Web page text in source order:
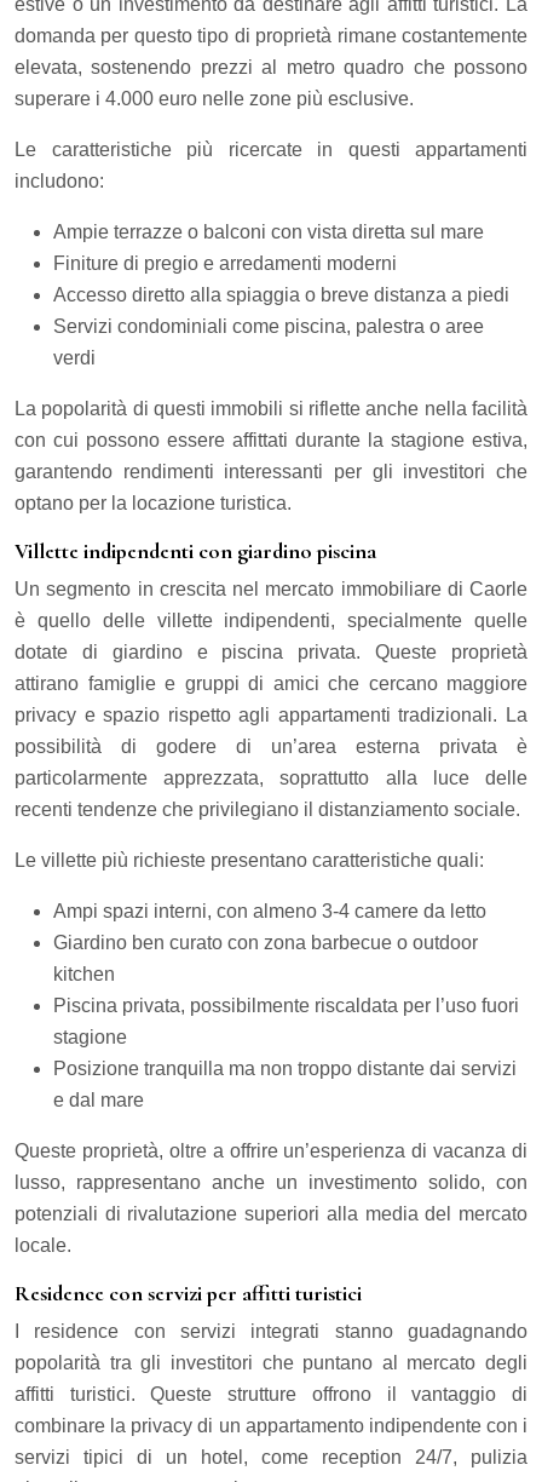
domanda per questo tipo di proprietà rimane costantemente
elevata, sostenendo prezzi al metro quadro che possono
superare i 4.000 euro nelle zone più esclusive.
Le caratteristiche più ricercate in questi appartamenti
includono:
Ampie terrazze o balconi con vista diretta sul mare
Finiture di pregio e arredamenti moderni
Accesso diretto alla spiaggia o breve distanza a piedi
Servizi condominiali come piscina, palestra o aree
verdi
La popolarità di questi immobili si riflette anche nella facilità
con cui possono essere affittati durante la stagione estiva,
garantendo rendimenti interessanti per gli investitori che
optano per la locazione turistica.
Villette indipendenti con giardino piscina
Un segmento in crescita nel mercato immobiliare di Caorle
è quello delle villette indipendenti, specialmente quelle
dotate di giardino e piscina privata. Queste proprietà
attirano famiglie e gruppi di amici che cercano maggiore
privacy e spazio rispetto agli appartamenti tradizionali. La
possibilità di godere di un’area esterna privata è
particolarmente apprezzata, soprattutto alla luce delle
recenti tendenze che privilegiano il distanziamento sociale.
Le villette più richieste presentano caratteristiche quali:
Ampi spazi interni, con almeno 3-4 camere da letto
Giardino ben curato con zona barbecue o outdoor
kitchen
Piscina privata, possibilmente riscaldata per l’uso fuori
stagione
Posizione tranquilla ma non troppo distante dai servizi
e dal mare
Queste proprietà, oltre a offrire un’esperienza di vacanza di
lusso, rappresentano anche un investimento solido, con
potenziali di rivalutazione superiori alla media del mercato
locale.
Residence con servizi per affitti turistici
I residence con servizi integrati stanno guadagnando
popolarità tra gli investitori che puntano al mercato degli
affitti turistici. Queste strutture offrono il vantaggio di
combinare la privacy di un appartamento indipendente con i
servizi tipici di un hotel, come reception 24/7, pulizia